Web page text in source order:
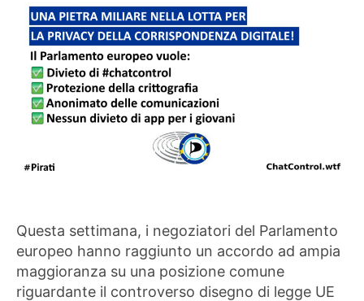
Questa settimana, i negoziatori del Parlamento
europeo hanno raggiunto un accordo ad ampia
maggioranza su una posizione comune
riguardante il controverso disegno di legge UE